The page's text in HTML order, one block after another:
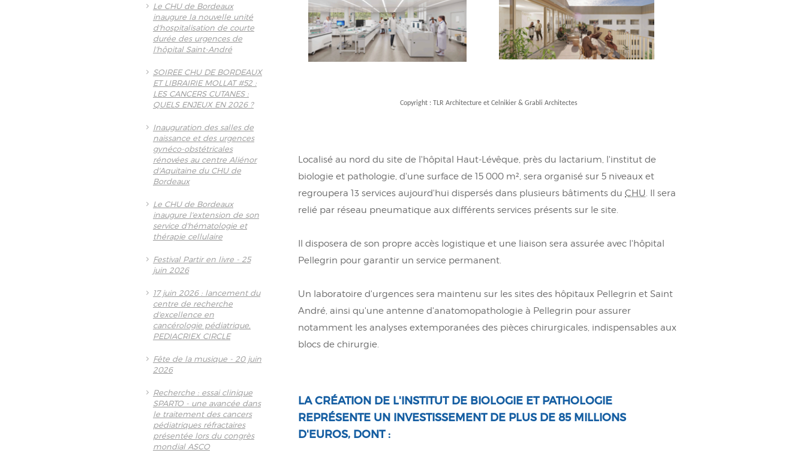
Le CHU de Bordeaux
inaugure la nouvelle unité
d'hospitalisation de courte
durée des urgences de
l'hôpital Saint-André
SOIREE CHU DE BORDEAUX
ET LIBRAIRIE MOLLAT #52 :
LES CANCERS CUTANES :
QUELS ENJEUX EN 2026 ?
Inauguration des salles de
naissance et des urgences
gynéco-obstétricales
rénovées au centre Aliénor
d'Aquitaine du CHU de
Bordeaux
Le CHU de Bordeaux
inaugure l'extension de son
service d'hématologie et
thérapie cellulaire
Festival Partir en livre - 25
juin 2026
17 juin 2026 : lancement du
centre de recherche
d'excellence en
cancérologie pédiatrique,
PEDIACRIEX CIRCLE
Fête de la musique - 20 juin
2026
Recherche : essai clinique
SPARTO - une avancée dans
le traitement des cancers
pédiatriques réfractaires
présentée lors du congrès
mondial ASCO
Copyright : TLR Architecture et Celnikier & Grabli Architectes
Localisé au nord du site de l'hôpital Haut-Lévêque, près du lactarium, l'institut de
biologie et pathologie, d'une surface de 15 000 m², sera organisé sur 5 niveaux et
regroupera 13 services aujourd'hui dispersés dans plusieurs bâtiments du CHU . Il sera
relié par réseau pneumatique aux différents services présents sur le site.
Il disposera de son propre accès logistique et une liaison sera assurée avec l'hôpital
Pellegrin pour garantir un service permanent.
Un laboratoire d'urgences sera maintenu sur les sites des hôpitaux Pellegrin et Saint
André, ainsi qu'une antenne d'anatomopathologie à Pellegrin pour assurer
notamment les analyses extemporanées des pièces chirurgicales, indispensables aux
blocs de chirurgie.
LA CRÉATION DE L'INSTITUT DE BIOLOGIE ET PATHOLOGIE
REPRÉSENTE UN INVESTISSEMENT DE PLUS DE 85 MILLIONS
D'EUROS, DONT :